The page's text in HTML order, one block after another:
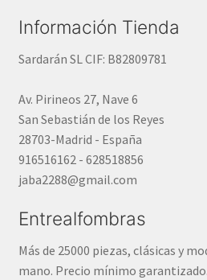
Información Tienda
Sardarán SL CIF: B82809781
Av. Pirineos 27, Nave 6
San Sebastián de los Reyes
28703-Madrid - España
916516162 - 628518856
jaba2288@gmail.com
Entrealfombras
Más de 25000 piezas, clásicas y
mano. Precio mínimo